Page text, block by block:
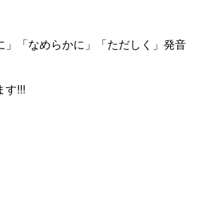
」「なめらかに」「ただしく」発音
す!!!